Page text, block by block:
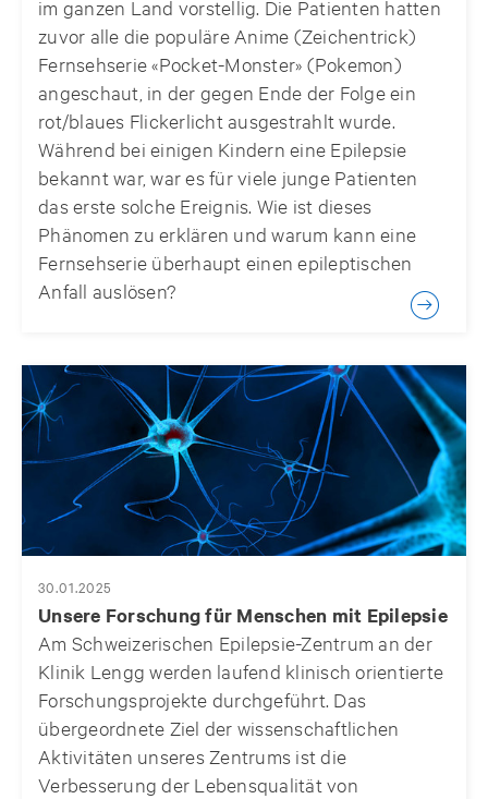
im ganzen Land vorstellig. Die Patienten hatten
zuvor alle die populäre Anime (Zeichentrick)
Fernsehserie «Pocket-Monster» (Pokemon)
angeschaut, in der gegen Ende der Folge ein
rot/blaues Flickerlicht ausgestrahlt wurde.
Während bei einigen Kindern eine Epilepsie
bekannt war, war es für viele junge Patienten
das erste solche Ereignis. Wie ist dieses
Phänomen zu erklären und warum kann eine
Fernsehserie überhaupt einen epileptischen
Anfall auslösen?
30.01.2025
Unsere Forschung für Menschen mit Epilepsie
Am Schweizerischen Epilepsie-Zentrum an der
Klinik Lengg werden laufend klinisch orientierte
Forschungsprojekte durchgeführt. Das
übergeordnete Ziel der wissenschaftlichen
Aktivitäten unseres Zentrums ist die
Verbesserung der Lebensqualität von